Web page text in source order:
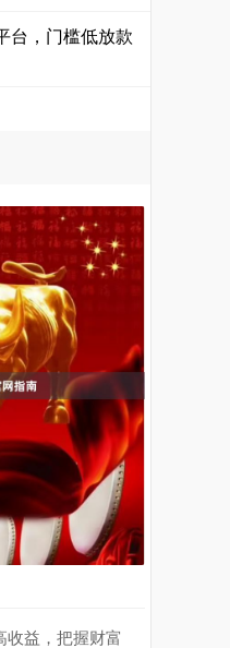
台，门槛低放款
益，把握财富